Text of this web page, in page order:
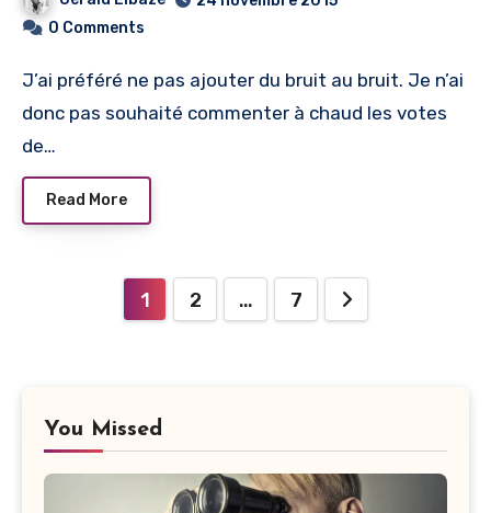
0 Comments
J’ai préféré ne pas ajouter du bruit au bruit. Je n’ai
donc pas souhaité commenter à chaud les votes
de…
Read More
Navigation
1 2 … 7
You Missed